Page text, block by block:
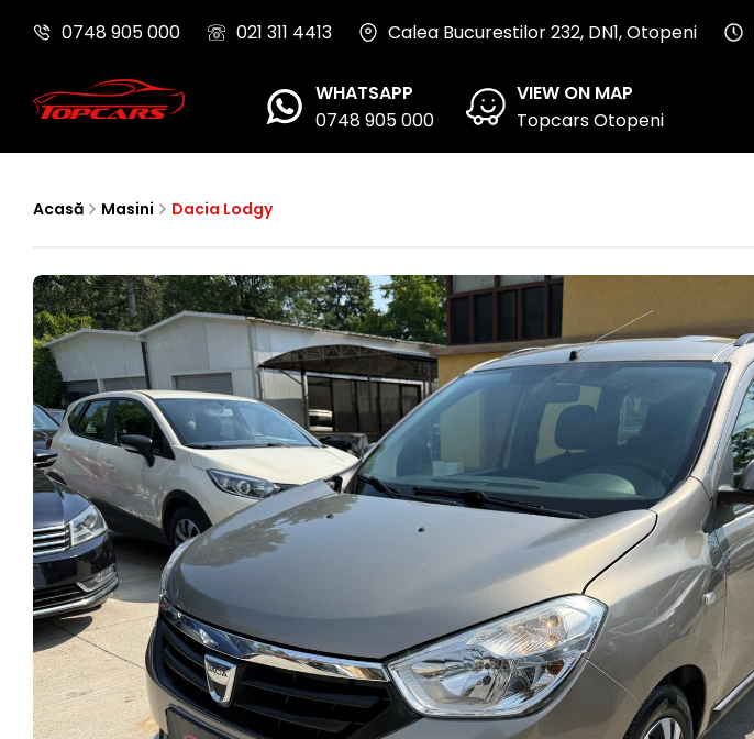
0748 905 000 021 311 4413 Calea Bucurestilor 232, DN1, Otopeni
WHATSAPP
0748 905 000
VIEW ON MAP
Topcars Otopeni
Acasă Masini Dacia Lodgy